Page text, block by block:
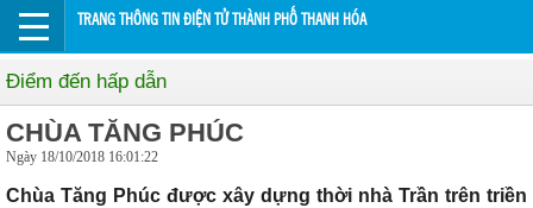
TRANG THÔNG TIN ĐIỆN TỬ THÀNH PHỐ THANH HÓA
Điểm đến hấp dẫn
CHÙA TĂNG PHÚC
Ngày 18/10/2018 16:01:22
Chùa Tăng Phúc được xây dựng thời nhà Trần trên triền